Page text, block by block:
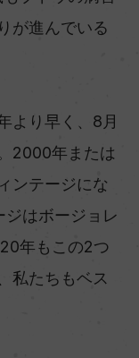
が進んでいる
より早く、8月
2000年または
ンテージにな
ジはボージョレ
年もこの2つ
私たちもベス